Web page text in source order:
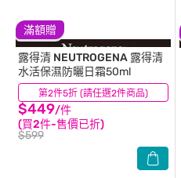
滿額贈
第2件5折 (請任選2件商品)
露得清 NEUTROGENA 露得清
水活保濕防曬日霜50ml
$449/件
(買2件-售價已折)
$599
(22)